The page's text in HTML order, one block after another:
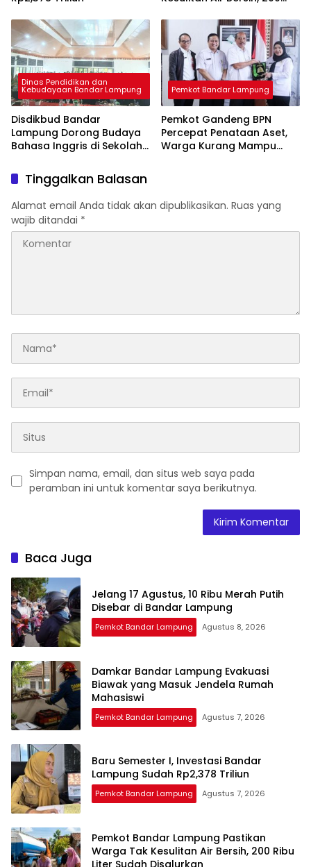
Dinas Pendidikan dan
Kebudayaan Bandar Lampung
Disdikbud Bandar
Lampung Dorong Budaya
Bahasa Inggris di Sekolah
Berprestasi
Pemkot Bandar Lampung
Pemkot Gandeng BPN
Percepat Penataan Aset,
Warga Kurang Mampu
Tinggalkan Balasan
Alamat email Anda tidak akan dipublikasikan. Ruas yang
wajib ditandai *
Simpan nama, email, dan situs web saya pada
peramban ini untuk komentar saya berikutnya.
Baca Juga
Jelang 17 Agustus, 10 Ribu Merah Putih
Disebar di Bandar Lampung
Pemkot Bandar Lampung Agustus 8, 2026
Damkar Bandar Lampung Evakuasi
Biawak yang Masuk Jendela Rumah
Mahasiswi
Pemkot Bandar Lampung Agustus 7, 2026
Baru Semester I, Investasi Bandar
Lampung Sudah Rp2,378 Triliun
Pemkot Bandar Lampung Agustus 7, 2026
Pemkot Bandar Lampung Pastikan
Warga Tak Kesulitan Air Bersih, 200 Ribu
Liter Sudah Disalurkan